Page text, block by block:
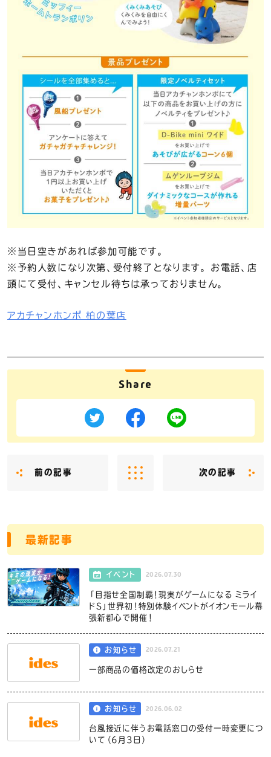
※当日空きがあれば参加可能です。
※予約人数になり次第、受付終了となります。 お電話、店
頭にて受付、キャンセル待ちは承っておりません。
アカチャンホンポ 柏の葉店
Share
前の記事 次の記事
最新記事
イベント 2026.07.30
「目指せ全国制覇！現実がゲームになる ミライ
ドS」世界初！特別体験イベントがイオンモール幕
張新都心で開催！
お知らせ 2026.07.21
一部商品の価格改定のおしらせ
お知らせ 2026.06.02
台風接近に伴うお電話窓口の受付一時変更につ
いて（6月3日）